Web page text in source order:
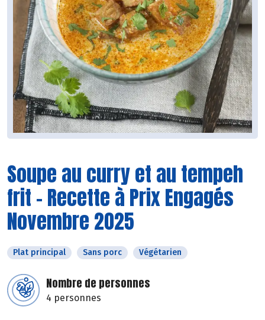
Soupe au curry et au tempeh
frit - Recette à Prix Engagés
Novembre 2025
Plat principal Sans porc Végétarien
Nombre de personnes
4 personnes